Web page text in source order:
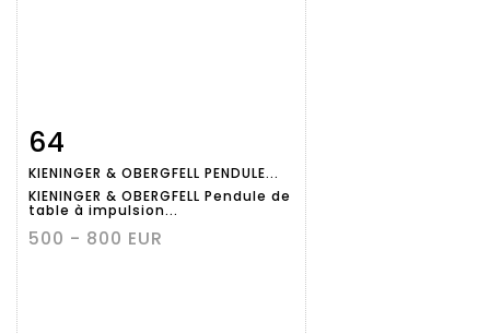
détaillée
64
KIENINGER & OBERGFELL PENDULE...
KIENINGER & OBERGFELL Pendule de
table à impulsion...
500 - 800 EUR